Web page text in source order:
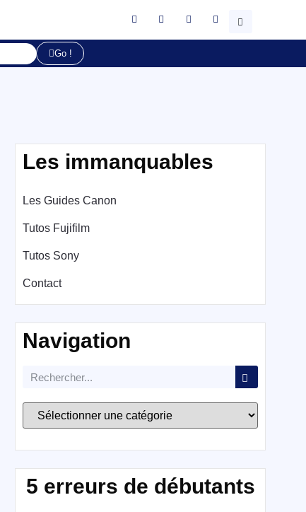
Go !
Les immanquables
Les Guides Canon
Tutos Fujifilm
Tutos Sony
Contact
Navigation
5 erreurs de débutants